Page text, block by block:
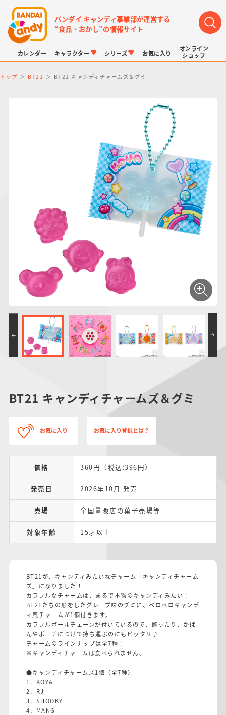
バンダイ キャンディ事業部が運営する
“食品・おかし”の情報サイト
カレンダー キャラクター
仮面ライダーシリー
ズ
PROJECT R.E.D.・
スーパー戦隊シリー
ポケットモンスター
ドラゴンボール
アンパンマン
サンリオキャラクタ
ーズ
シリーズ
キャラパキ
つりグミ
にふぉるめーしょん
＆スクエアシール
SMPシリーズ
ポケモンキッズ
ポケモンスケールワ
キャラデコ
お気に入り
オンライン
ショップ
トップ BT21 BT21 キャンディチャームズ＆グミ
BT21 キャンディチャームズ＆グミ
お気に入り お気に入り登録とは？
価格 360円（税込:396円）
発売日 2026年10月 発売
売場 全国量販店の菓子売場等
対象年齢 15才以上
BT21が、キャンディみたいなチャーム「キャンディチャーム
ズ」になりました！
カラフルなチャームは、まるで本物のキャンディみたい！
BT21たちの形をしたグレープ味のグミに、ペロペロキャンデ
ィ風チャームが1個付きます。
カラフルボールチェーンが付いているので、飾ったり、かば
んやポーチにつけて持ち運ぶのにもピッタリ♪
チャームのラインナップは全7種！
※キャンディチャームは食べられません。
●キャンディチャームズ1個（全7種）
1．KOYA
2．RJ
3．SHOOKY
4．MANG